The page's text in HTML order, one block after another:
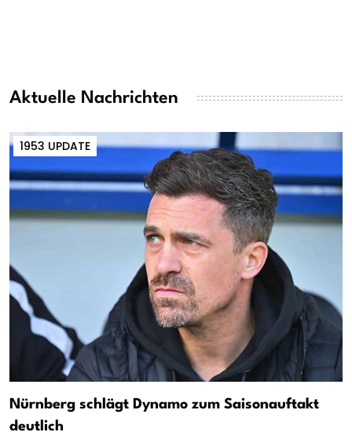
Aktuelle Nachrichten
1953 UPDATE
Nürnberg schlägt Dynamo zum Saisonauftakt
deutlich